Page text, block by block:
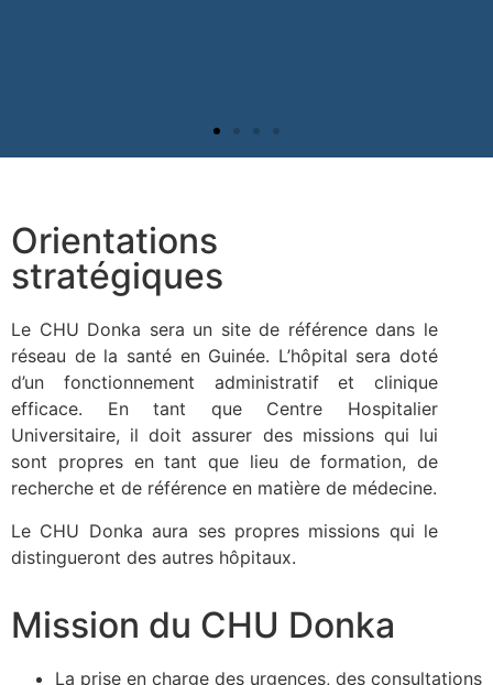
professionnelle
Le CHU Donka sert de lieu de
du pays. Il est un environnement riche
en connaissance et avec une
expertise de pointe. Un tel endroit
offre un milieu idéal pour
l’apprentissage des jeunes
professionnels de la santé, ils seront
encadrés par des experts médical de
leurs domaines lors de leurs stages
hospitaliers.
Orientations
stratégiques​
Le CHU Donka sera un site de référence dans le
réseau de la santé en Guinée. L’hôpital sera doté
d’un fonctionnement administratif et clinique
efficace. En tant que Centre Hospitalier
Universitaire, il doit assurer des missions qui lui
sont propres en tant que lieu de formation, de
recherche et de référence en matière de médecine.
Le CHU Donka aura ses propres missions qui le
distingueront des autres hôpitaux.
Mission du CHU Donka​
La prise en charge des urgences, des consultations